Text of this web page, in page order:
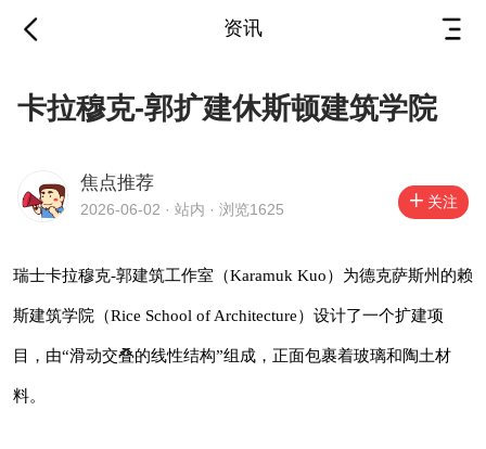
资讯
卡拉穆克-郭扩建休斯顿
2026-06-02 · 站内
瑞士卡拉穆克-郭建筑工作室（Karamuk Kuo）
为德克萨斯州的赖斯建筑学院（Rice School of
卡拉穆克-郭扩建休斯顿建筑学院
焦点推荐
2026-06-02 · 站内 · 浏览1625 关注
瑞士卡拉穆克-郭建筑工作室（Karamuk Kuo）为德克萨斯州的赖
斯建筑学院（Rice School of Architecture）设计了一个扩建项
目，由“滑动交叠的线性结构”组成，正面包裹着玻璃和陶土材
料。